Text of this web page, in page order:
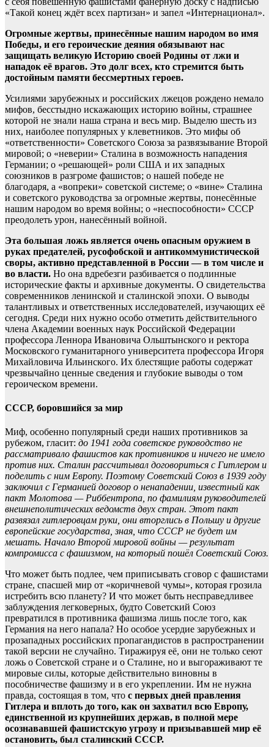
«Такой конец ждёт всех партизан» и запел «Интернационал».
Огромные жертвы, принесённые нашим народом во имя
Победы, и его героические деяния обязывают нас
защищать великую Историю своей Родины от лжи и
нападок её врагов. Это долг всех, кто стремится быть
достойным памяти бессмертных героев.
Усилиями зарубежных и российских лжецов рождено немало
мифов, бесстыдно искажающих историю войны, страшнее
которой не знали наша страна и весь мир. Выделю шесть из
них, наиболее популярных у клеветников. Это мифы об
«ответственности» Советского Союза за развязывание Второй
мировой; о «неверии» Сталина в возможность нападения
Германии; о «решающей» роли США и их западных
союзников в разгроме фашистов; о нашей победе не
благодаря, а «вопреки» советской системе; о «вине» Сталина
и советского руководства за огромные жертвы, понесённые
нашим народом во время войны; о «неспособности» СССР
преодолеть урон, нанесённый войной.
Эта большая ложь является очень опасным оружием в
руках предателей, русофобской и антикоммунистической
своры, активно представленной в России — в том числе и
во власти. Но она вдребезги разбивается о подлинные
исторические факты и архивные документы. О свидетельства
современников ленинской и сталинской эпохи. О выводы
талантливых и ответственных исследователей, изучающих её
сегодня. Среди них нужно особо отметить действительного
члена Академии военных наук Российской Федерации
профессора Леннора Ивановича Ольштынского и ректора
Московского гуманитарного университета профессора Игоря
Михайловича Ильинского. Их блестящие работы содержат
чрезвычайно ценные сведения и глубокие выводы о том
героическом времени.
СССР, боровшийся за мир
Миф, особенно популярный среди наших противников за
рубежом, гласит: до 1941 года советское руководство не
рассматривало фашистов как противников и ничего не имело
против них. Сталин рассчитывал договориться с Гитлером и
поделить с ним Европу. Поэтому Советский Союз в 1939 году
заключил с Германией договор о ненападении, известный как
пакт Молотова — Риббентропа, по фамилиям руководителей
внешнеполитических ведомств двух стран. Этот пакт
развязал гитлеровцам руки, они вторглись в Польшу и другие
европейские государства, зная, что СССР не будет им
мешать. Начало Второй мировой войны — результат
компромисса с фашизмом, на который пошёл Советский Союз.
Что может быть подлее, чем приписывать сговор с фашистами
стране, спасшей мир от «коричневой чумы», которая грозила
истребить всю планету? И что может быть несправедливее
заблуждения легковерных, будто Советский Союз
превратился в противника фашизма лишь после того, как
Германия на него напала? Но особое усердие зарубежных и
прозападных российских пропагандистов в распространении
такой версии не случайно. Тиражируя её, они не только сеют
ложь о Советской стране и о Сталине, но и выгораживают те
мировые силы, которые действительно виновны в
пособничестве фашизму и в его укреплении. Им не нужна
правда, состоящая в том, что с первых дней правления
Гитлера и вплоть до того, как он захватил всю Европу,
единственной из крупнейших держав, в полной мере
осознававшей фашистскую угрозу и призывавшей мир её
остановить, был сталинский СССР.